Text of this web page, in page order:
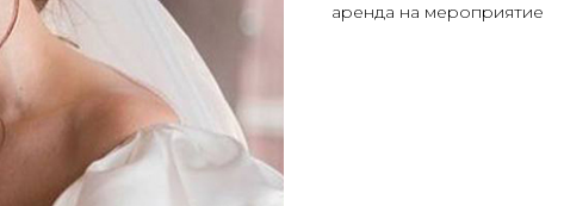
аренда на мероприятие